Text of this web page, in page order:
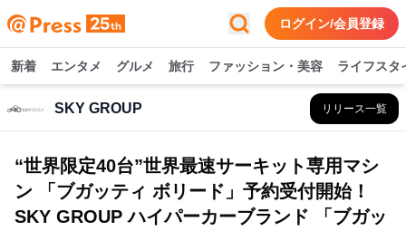
ログイン/会員登録
新着 エンタメ グルメ 旅行 ファッション・美容 ライフスタ
SKY GROUP リリース一覧
“世界限定40台”世界最速サーキット専用マシ
ン 「ブガッティ ボリード」予約受付開始！
SKY GROUP ハイパーカーブランド 「ブガッ